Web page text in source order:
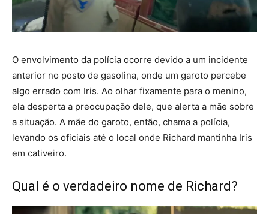
O envolvimento da polícia ocorre devido a um incidente
anterior no posto de gasolina, onde um garoto percebe
algo errado com Iris. Ao olhar fixamente para o menino,
ela desperta a preocupação dele, que alerta a mãe sobre
a situação. A mãe do garoto, então, chama a polícia,
levando os oficiais até o local onde Richard mantinha Iris
em cativeiro.
Qual é o verdadeiro nome de Richard?